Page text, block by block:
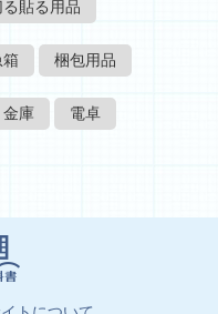
る貼る用品
箱 梱包用品
金庫 電卓